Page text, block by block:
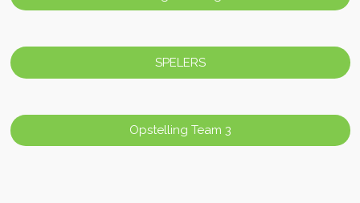
SPELERS
Opstelling Team 3